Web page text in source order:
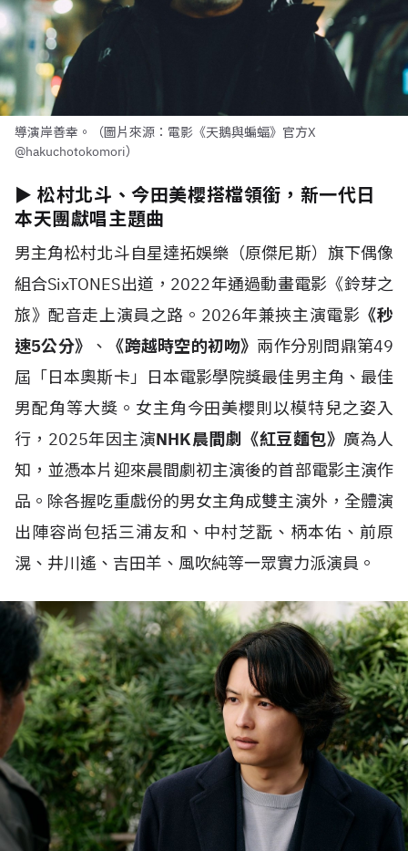
導演岸善幸。（圖片來源：電影《天鵝與蝙蝠》官方X
@hakuchotokomori）
► 松村北斗、今田美櫻搭檔領銜，新一代日
本天團獻唱主題曲
男主角松村北斗自星達拓娛樂（原傑尼斯）旗下偶像
組合SixTONES出道，2022年通過動畫電影《鈴芽之
旅》配音走上演員之路。2026年兼挾主演電影 《秒
速5公分》
、 《跨越時空的初吻》 兩作分別問鼎第49
屆「日本奧斯卡」日本電影學院獎最佳男主角、最佳
男配角等大獎。女主角今田美櫻則以模特兒之姿入
行，2025年因主演NHK晨間劇《紅豆麵包》 廣為人
知，並憑本片迎來晨間劇初主演後的首部電影主演作
品。除各握吃重戲份的男女主角成雙主演外，全體演
出陣容尚包括三浦友和、中村芝翫、柄本佑、前原
滉、井川遙、吉田羊、風吹純等一眾實力派演員。